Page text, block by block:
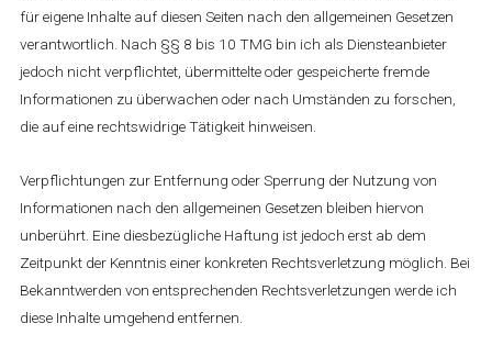
für eigene Inhalte auf diesen Seiten nach den allgemeinen Gesetzen
verantwortlich. Nach §§ 8 bis 10 TMG bin ich als Diensteanbieter
jedoch nicht verpflichtet, übermittelte oder gespeicherte fremde
Informationen zu überwachen oder nach Umständen zu forschen,
die auf eine rechtswidrige Tätigkeit hinweisen.
Verpflichtungen zur Entfernung oder Sperrung der Nutzung von
Informationen nach den allgemeinen Gesetzen bleiben hiervon
unberührt. Eine diesbezügliche Haftung ist jedoch erst ab dem
Zeitpunkt der Kenntnis einer konkreten Rechtsverletzung möglich. Bei
Bekanntwerden von entsprechenden Rechtsverletzungen werde ich
diese Inhalte umgehend entfernen.